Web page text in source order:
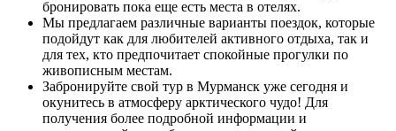
бронировать пока еще есть места в отелях.
Мы предлагаем различные варианты поездок, которые
подойдут как для любителей активного отдыха, так и
для тех, кто предпочитает спокойные прогулки по
живописным местам.
Забронируйте свой тур в Мурманск уже сегодня и
окунитесь в атмосферу арктического чудо! Для
получения более подробной информации и